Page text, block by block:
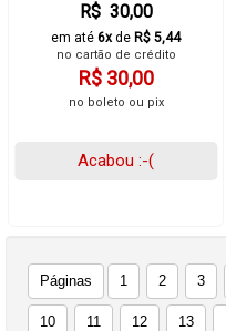
R$ 30,00
em até 6xde R$ 5,44
no cartão de crédito
R$ 30,00
no boleto ou pix
Acabou :-(
Páginas 1 2 3
10 11 12 13